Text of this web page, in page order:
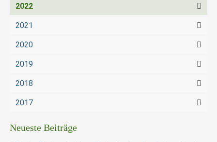
2022
2021
2020
2019
2018
2017
Neueste Beiträge